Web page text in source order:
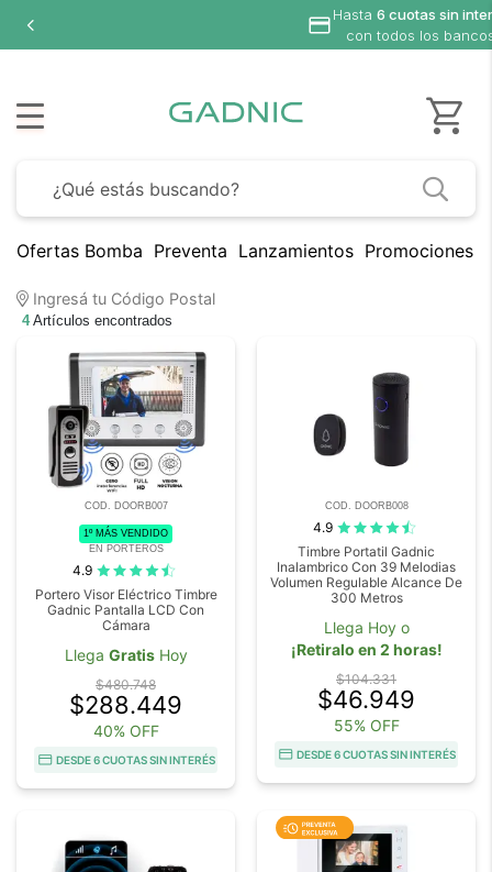
Hasta 6 cuotas sin
con todos los
Ofertas Bomba Preventa Lanzamientos Promociones
Ingresá tu Código Postal
4Artículos encontrados
COD. DOORB007
1º MÁS VENDIDO
EN PORTEROS
4.9
Portero Visor Eléctrico Timbre
Gadnic Pantalla LCD Con
Cámara
Llega GratisHoy
$480.748
$288.449
40% OFF
DESDE 6 CUOTAS SIN INTERÉS
COD. DOORB008
4.9
Timbre Portatil Gadnic
Inalambrico Con 39 Melodias
Volumen Regulable Alcance De
300 Metros
Llega Hoy o
¡Retiralo en 2 horas!
$104.331
$46.949
55% OFF
DESDE 6 CUOTAS SIN INTERÉS